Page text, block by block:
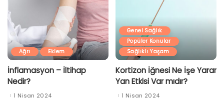
Ağrı Eklem
İnflamasyon – İltihap
Nedir?
1 Nisan 2024
Genel Sağlık
Popüler Konular
Sağlıklı Yaşam
Kortizon İğnesi Ne İşe Yarar
Yan Etkisi Var mıdır?
1 Nisan 2024